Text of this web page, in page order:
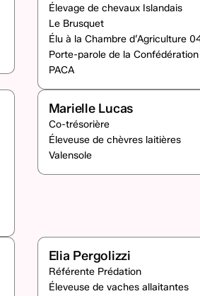
Élevage de chevaux Islandais
Le Brusquet
Élu à la Chambre d’Agriculture
Porte-parole de la
PACA
Marielle Lucas
Co-trésorière
Éleveuse de chèvres laitières
Valensole
Elia Pergolizzi
Référente Prédation
Éleveuse de vaches allaitantes